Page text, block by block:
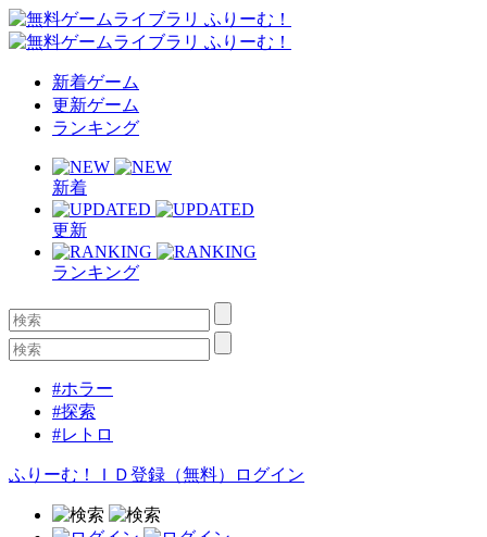
新着ゲーム
更新ゲーム
ランキング
新着
更新
ランキング
#ホラー
#探索
#レトロ
ふりーむ！ＩＤ登録（無料） ログイン